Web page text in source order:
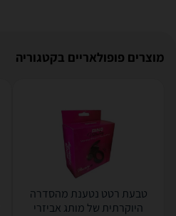
מוצרים פופולאריים בקטגוריה
טבעת רטט נטענת מהסדרה
היוקרתית של מותג אביזרי